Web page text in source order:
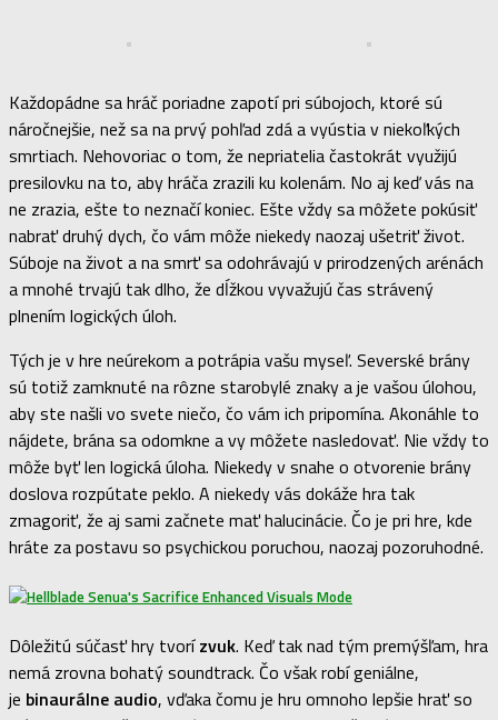
Každopádne sa hráč poriadne zapotí pri súbojoch, ktoré sú
náročnejšie, než sa na prvý pohľad zdá a vyústia v niekoľkých
smrtiach. Nehovoriac o tom, že nepriatelia častokrát využijú
presilovku na to, aby hráča zrazili ku kolenám. No aj keď vás na
ne zrazia, ešte to neznačí koniec. Ešte vždy sa môžete pokúsiť
nabrať druhý dych, čo vám môže niekedy naozaj ušetriť život.
Súboje na život a na smrť sa odohrávajú v prirodzených arénách
a mnohé trvajú tak dlho, že dĺžkou vyvažujú čas strávený
plnením logických úloh.
Tých je v hre neúrekom a potrápia vašu myseľ. Severské brány
sú totiž zamknuté na rôzne starobylé znaky a je vašou úlohou,
aby ste našli vo svete niečo, čo vám ich pripomína. Akonáhle to
nájdete, brána sa odomkne a vy môžete nasledovať. Nie vždy to
môže byť len logická úloha. Niekedy v snahe o otvorenie brány
doslova rozpútate peklo. A niekedy vás dokáže hra tak
zmagoriť, že aj sami začnete mať halucinácie. Čo je pri hre, kde
hráte za postavu so psychickou poruchou, naozaj pozoruhodné.
Dôležitú súčasť hry tvorízvuk. Keď tak nad tým premýšľam, hra
nemá zrovna bohatý soundtrack. Čo však robí geniálne,
je binaurálne audio, vďaka čomu je hru omnoho lepšie hrať so